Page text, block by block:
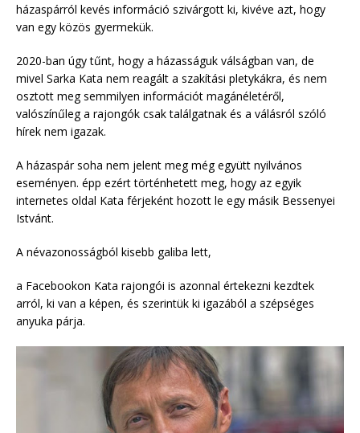
házaspárról kevés információ szivárgott ki, kivéve azt, hogy
van egy közös gyermekük.
2020-ban úgy tűnt, hogy a házasságuk válságban van, de
mivel Sarka Kata nem reagált a szakítási pletykákra, és nem
osztott meg semmilyen információt magánéletéről,
valószínűleg a rajongók csak találgatnak és a válásról szóló
hírek nem igazak.
A házaspár soha nem jelent meg még együtt nyilvános
eseményen. épp ezért történhetett meg, hogy az egyik
internetes oldal Kata férjeként hozott le egy másik Bessenyei
Istvánt.
A névazonosságból kisebb galiba lett,
a Facebookon Kata rajongói is azonnal értekezni kezdtek
arról, ki van a képen, és szerintük ki igazából a szépséges
anyuka párja.